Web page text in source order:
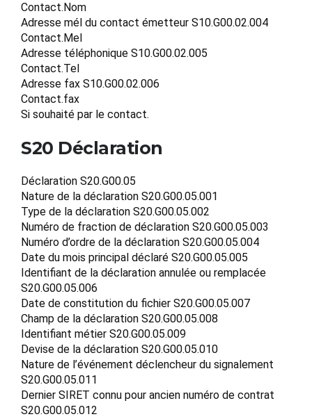
Contact.Nom
Adresse mél du contact émetteur S10.G00.02.004
Contact.Mel
Adresse téléphonique S10.G00.02.005
Contact.Tel
Adresse fax S10.G00.02.006
Contact.fax
Si souhaité par le contact.
S20 Déclaration
Déclaration S20.G00.05
Nature de la déclaration S20.G00.05.001
Type de la déclaration S20.G00.05.002
Numéro de fraction de déclaration S20.G00.05.003
Numéro d’ordre de la déclaration S20.G00.05.004
Date du mois principal déclaré S20.G00.05.005
Identifiant de la déclaration annulée ou remplacée
S20.G00.05.006
Date de constitution du fichier S20.G00.05.007
Champ de la déclaration S20.G00.05.008
Identifiant métier S20.G00.05.009
Devise de la déclaration S20.G00.05.010
Nature de l’événement déclencheur du signalement
S20.G00.05.011
Dernier SIRET connu pour ancien numéro de contrat
S20.G00.05.012